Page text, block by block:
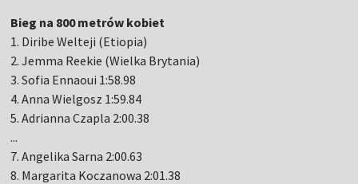
Bieg na 800 metrów kobiet
1. Diribe Welteji (Etiopia)
2. Jemma Reekie (Wielka Brytania)
3. Sofia Ennaoui 1:58.98
4. Anna Wielgosz 1:59.84
5. Adrianna Czapla 2:00.38
...
7. Angelika Sarna 2:00.63
8. Margarita Koczanowa 2:01.38